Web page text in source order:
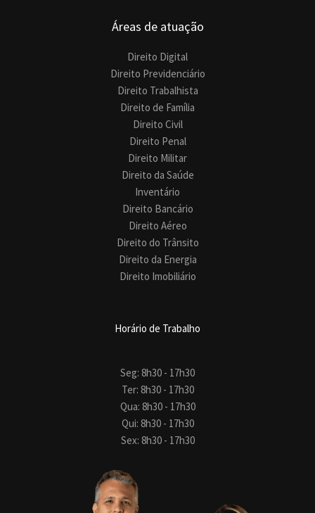
Áreas de atuação
Direito Digital
Direito Previdenciário
Direito Trabalhista
Direito de Família
Direito Civil
Direito Penal
Direito Militar
Direito da Saúde
Inventário
Direito Bancário
Direito Aéreo
Direito do Trânsito
Direito da Energia
Direito Imobiliário
Horário de Trabalho
Seg: 8h30 - 17h30
Ter: 8h30 - 17h30
Qua: 8h30 - 17h30
Qui: 8h30 - 17h30
Sex: 8h30 - 17h30